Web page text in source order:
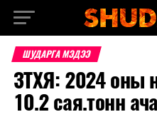
ШУДАРГА МЭДЭЭ
ЗТХЯ: 2024 оны
10.2 сая.тонн